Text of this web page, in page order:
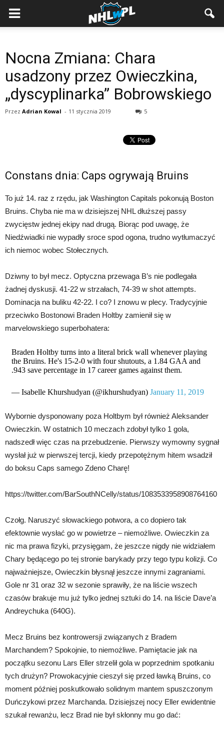
Nocna Zmiana: Chara
usadzony przez Owieczkina,
„dyscyplinarka” Bobrowskiego
Przez Adrian Kowal - 11 stycznia 2019 5
Constans dnia: Caps ogrywają Bruins
To już 14. raz z rzędu, jak Washington Capitals pokonują Boston
Bruins. Chyba nie ma w dzisiejszej NHL dłuższej passy
zwycięstw jednej ekipy nad drugą. Biorąc pod uwagę, że
Niedźwiadki nie wypadły sroce spod ogona, trudno wytłumaczyć
ich niemoc wobec Stołecznych.
Dziwny to był mecz. Optyczna przewaga B’s nie podlegała
żadnej dyskusji. 41-22 w strzałach, 74-39 w shot attempts.
Dominacja na buliku 42-22. I co? I znowu w plecy. Tradycyjnie
przeciwko Bostonowi Braden Holtby zamienił się w
marvelowskiego superbohatera:
Braden Holtby turns into a literal brick wall whenever playing
the Bruins. He's 15-2-0 with four shutouts, a 1.84 GAA and
.943 save percentage in 17 career games against them.
— Isabelle Khurshudyan (@ikhurshudyan) January 11, 2019
Wybornie dysponowany poza Holtbym był również Aleksander
Owieczkin. W ostatnich 10 meczach zdobył tylko 1 gola,
nadszedł więc czas na przebudzenie. Pierwszy wymowny sygnał
wysłał już w pierwszej tercji, kiedy przepotężnym hitem wsadził
do boksu Caps samego Zdeno Charę!
https://twitter.com/BarSouthNCelly/status/1083533958908764160
Czołg. Naruszyć słowackiego potwora, a co dopiero tak
efektownie wysłać go w powietrze – niemożliwe. Owieczkin za
nic ma prawa fizyki, przysięgam, że jeszcze nigdy nie widziałem
Chary będącego po tej stronie barykady przy tego typu kolizji. Co
najważniejsze, Owieczkin błysnął jeszcze innymi zagraniami.
Gole nr 31 oraz 32 w sezonie sprawiły, że na liście wszech
czasów brakuje mu już tylko jednej sztuki do 14. na liście Dave’a
Andreychuka (640G).
Mecz Bruins bez kontrowersji związanych z Bradem
Marchandem? Spokojnie, to niemożliwe. Pamiętacie jak na
początku sezonu Lars Eller strzelił gola w poprzednim spotkaniu
tych drużyn? Prowokacyjnie cieszył się przed ławką Bruins, co
moment później poskutkowało solidnym mantem spuszczonym
Duńczykowi przez Marchanda. Dzisiejszej nocy Eller ewidentnie
szukał rewanżu, lecz Brad nie był skłonny mu go dać: